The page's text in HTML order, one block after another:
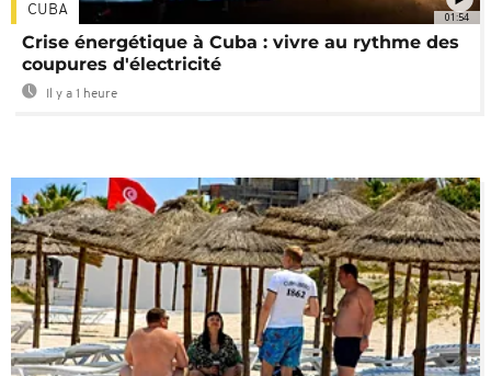
01:54
CUBA
Crise énergétique à Cuba : vivre au rythme des
coupures d'électricité
Il y a 1 heure